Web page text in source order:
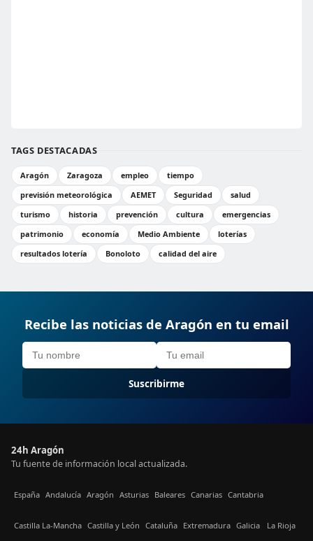
TAGS DESTACADAS
Aragón Zaragoza empleo
tiempo
previsión meteorológica
AEMET Seguridad
salud
turismo
historia prevención cultura
emergencias
patrimonio
economía Medio Ambiente
loterías
resultados lotería
Bonoloto calidad del aire
Recibe las noticias de Aragón en tu email
Suscribirme
24h Aragón
Tu fuente de información local actualizada.
España Andalucía Aragón Asturias Baleares Canarias Cantabria
Castilla La-Mancha Castilla y León Cataluña Extremadura Galicia La Rioja